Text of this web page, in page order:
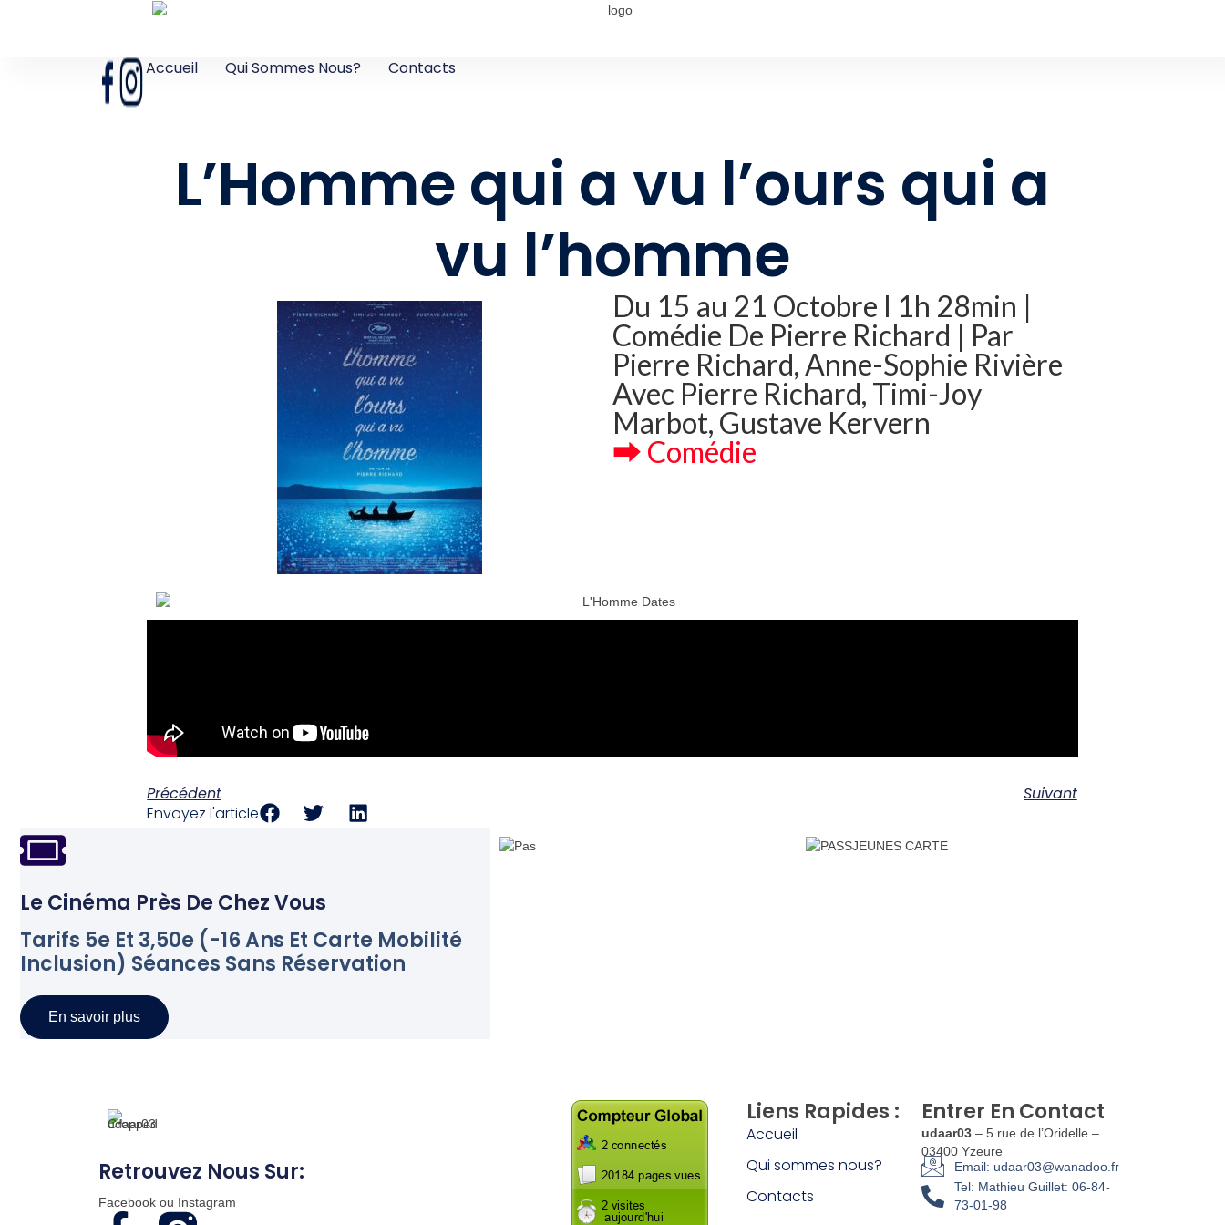
Accueil Qui Sommes Nous? Contacts
L’Homme qui a vu l’ours qui a
vu l’homme
Du 15 au 21 Octobre l 1h 28min |
Comédie De Pierre Richard | Par
Pierre Richard, Anne-Sophie Rivière
Avec Pierre Richard, Timi-Joy
Marbot, Gustave Kervern
⮕ Comédie
Précédent
Suivant
Envoyez l'article
Le Cinéma Près De Chez Vous
Tarifs 5e Et 3,50e (-16 Ans Et Carte Mobilité
Inclusion) Séances Sans Réservation
En savoir plus
Retrouvez Nous Sur:
Facebook ou Instagram
Liens Rapides :
Accueil
Qui sommes nous?
Contacts
Entrer En Contact
udaar03– 5 rue de l’Oridelle –
03400 Yzeure
Email: udaar03@wanadoo.fr
Tel: Mathieu Guillet: 06-84-
73-01-98